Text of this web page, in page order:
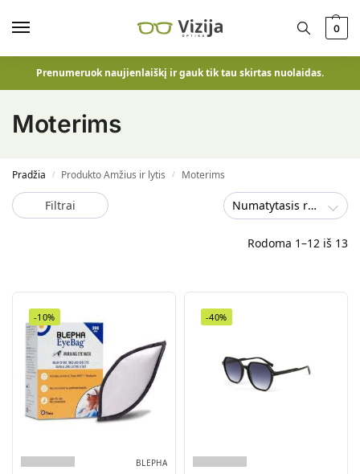
0
Prenumeruok naujienlaiškį ir gauk tik tau skirtas nuolaidas.
Moterims
Pradžia / Produkto Amžius ir lytis / Moterims
Filtrai Numatytasis rūšiavimas
Rodoma 1–12 iš 13
-10%
BLEPHA
-40%